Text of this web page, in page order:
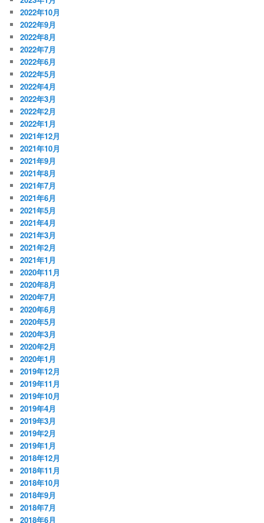
2022年10月
2022年9月
2022年8月
2022年7月
2022年6月
2022年5月
2022年4月
2022年3月
2022年2月
2022年1月
2021年12月
2021年10月
2021年9月
2021年8月
2021年7月
2021年6月
2021年5月
2021年4月
2021年3月
2021年2月
2021年1月
2020年11月
2020年8月
2020年7月
2020年6月
2020年5月
2020年3月
2020年2月
2020年1月
2019年12月
2019年11月
2019年10月
2019年4月
2019年3月
2019年2月
2019年1月
2018年12月
2018年11月
2018年10月
2018年9月
2018年7月
2018年6月